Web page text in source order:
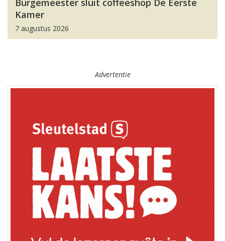
Burgemeester sluit coffeeshop De Eerste
Kamer
7 augustus 2026
Advertentie